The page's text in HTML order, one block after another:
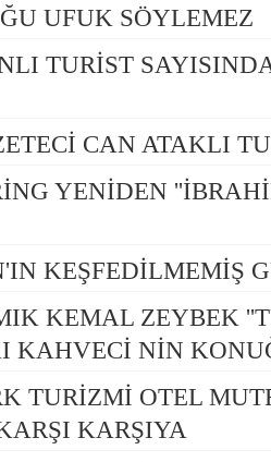
UFUK SÖYLEMEZ
TURİST
CAN ATAKLI
YENİDEN
KEŞFEDİLMEMİŞ
KEMAL ZEYBEK
KAHVECİ NİN
TURİZMİ OTEL
KARŞIYA